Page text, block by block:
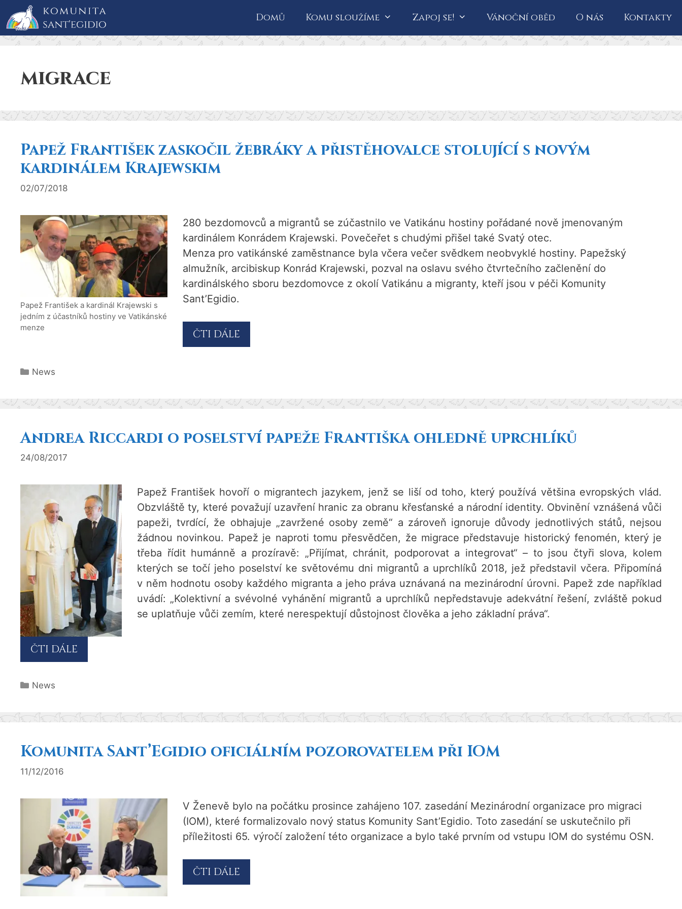
Přeskočit
na
obsah
Domů Komu sloužíme Zapoj se! Vánoční oběd O nás Kontakty
migrace
Papež František zaskočil žebráky a přistěhovalce stolující s novým
kardinálem Krajewskim
02/07/2018
Papež František a kardinál Krajewski s
jedním z účastníků hostiny ve Vatikánské
menze
280 bezdomovců a migrantů se zúčastnilo ve Vatikánu hostiny pořádané nově jmenovaným
kardinálem Konrádem Krajewski. Povečeřet s chudými přišel také Svatý otec.
Menza pro vatikánské zaměstnance byla včera večer svědkem neobvyklé hostiny. Papežský
almužník, arcibiskup Konrád Krajewski, pozval na oslavu svého čtvrtečního začlenění do
kardinálského sboru bezdomovce z okolí Vatikánu a migranty, kteří jsou v péči Komunity
Sant’Egidio.
ČTI DÁLE
Rubriky
News
Andrea Riccardi o poselství papeže Františka ohledně uprchlíků
24/08/2017
Papež František hovoří o migrantech jazykem, jenž se liší od toho, který používá většina evropských vlád.
Obzvláště ty, které považují uzavření hranic za obranu křesťanské a národní identity. Obvinění vznášená vůči
papeži, tvrdící, že obhajuje „zavržené osoby země“ a zároveň ignoruje důvody jednotlivých států, nejsou
žádnou novinkou. Papež je naproti tomu přesvědčen, že migrace představuje historický fenomén, který je
třeba řídit humánně a prozíravě: „Přijímat, chránit, podporovat a integrovat“ – to jsou čtyři slova, kolem
kterých se točí jeho poselství ke světovému dni migrantů a uprchlíků 2018, jež představil včera. Připomíná
v něm hodnotu osoby každého migranta a jeho práva uznávaná na mezinárodní úrovni. Papež zde například
uvádí: „Kolektivní a svévolné vyhánění migrantů a uprchlíků nepředstavuje adekvátní řešení, zvláště pokud
se uplatňuje vůči zemím, které nerespektují důstojnost člověka a jeho základní práva“.
ČTI DÁLE
Rubriky
News
Komunita Sant’Egidio oficiálním pozorovatelem při IOM
11/12/2016
V Ženevě bylo na počátku prosince zahájeno 107. zasedání Mezinárodní organizace pro migraci
(IOM), které formalizovalo nový status Komunity Sant’Egidio. Toto zasedání se uskutečnilo při
příležitosti 65. výročí založení této organizace a bylo také prvním od vstupu IOM do systému OSN.
ČTI DÁLE